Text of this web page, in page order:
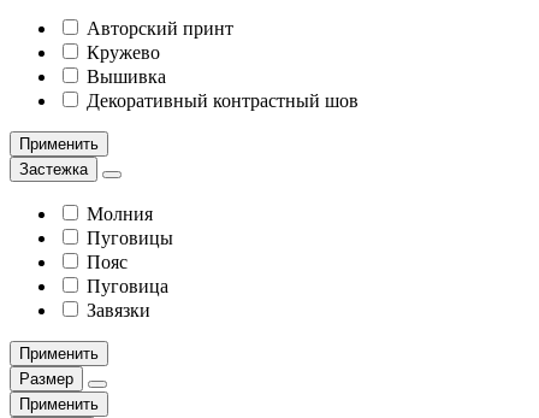
Авторский принт
Кружево
Вышивка
Декоративный контрастный шов
Применить
Застежка
Молния
Пуговицы
Пояс
Пуговица
Завязки
Применить
Размер
Применить